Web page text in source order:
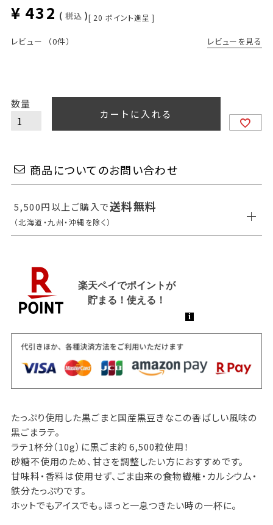
¥ 432 税込 [ 20 ポイント進呈 ]
レビュー （0件） レビューを見る
カートに入れる
商品についてのお問い合わせ
5,500円以上ご購入で送料無料
（北海道・九州・沖縄を除く）
たっぷり使用した黒ごまと国産黒豆きなこの香ばしい風味の
黒ごまラテ。
ラテ1杯分（10g）に黒ごま約 6,500粒使用！
砂糖不使用のため、甘さを調整したい方におすすめです。
甘味料・香料は使用せず、ごま由来の食物繊維・カルシウム・
鉄分たっぷりです。
ホットでもアイスでも。ほっと一息つきたい時の一杯に。